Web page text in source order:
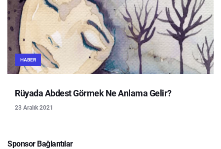
HABER
Rüyada Abdest Görmek Ne Anlama Gelir?
23 Aralık 2021
Sponsor Bağlantılar